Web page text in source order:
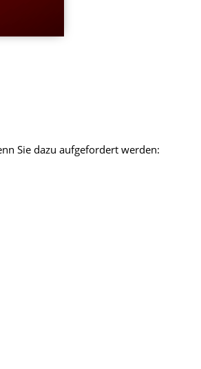
Sie dazu aufgefordert werden: